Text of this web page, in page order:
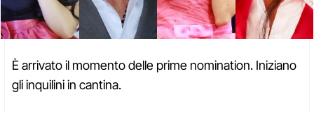
È arrivato il momento delle prime nomination. Iniziano
gli inquilini in cantina.